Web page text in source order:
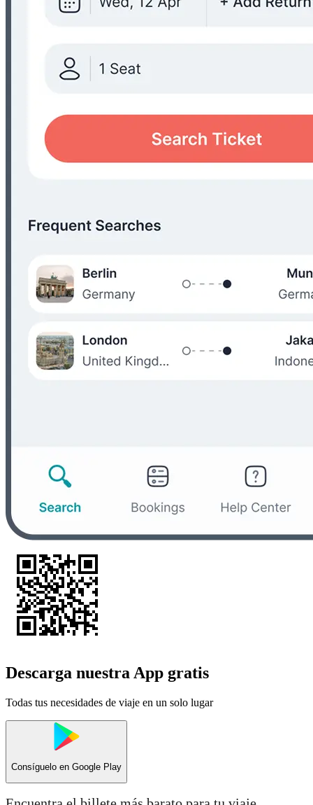
Descarga nuestra App gratis
Todas tus necesidades de viaje en un solo lugar
Consíguelo en Google Play